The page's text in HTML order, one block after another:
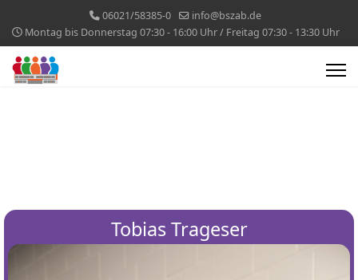
06021/58385-0
info@bszab.de
Montag bis Donnerstag 07:30 - 16:00 Uhr / Freitag 07:30 - 13:30 Uhr
Tobias Trageser